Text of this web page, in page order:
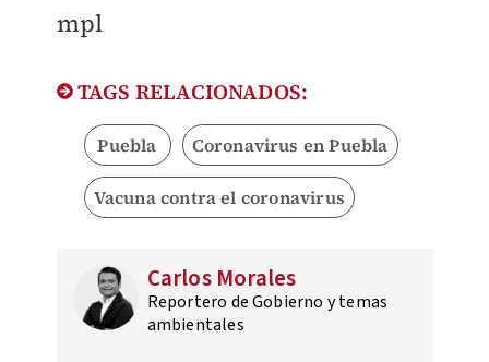
mpl
TAGS RELACIONADOS:
Puebla Coronavirus en Puebla
Vacuna contra el coronavirus
Carlos Morales
Reportero de Gobierno y temas
ambientales